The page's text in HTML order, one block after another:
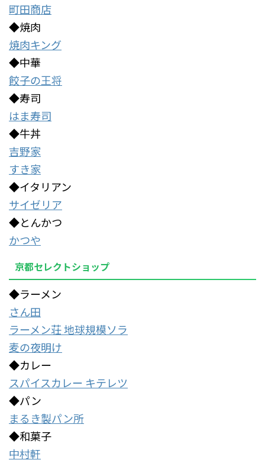
町田商店
◆焼肉
焼肉キング
◆中華
餃子の王将
◆寿司
はま寿司
◆牛丼
吉野家
すき家
◆イタリアン
サイゼリア
◆とんかつ
かつや
京都セレクトショップ
◆ラーメン
さん田
ラーメン荘 地球規模ソラ
麦の夜明け
◆カレー
スパイスカレー キテレツ
◆パン
まるき製パン所
◆和菓子
中村軒